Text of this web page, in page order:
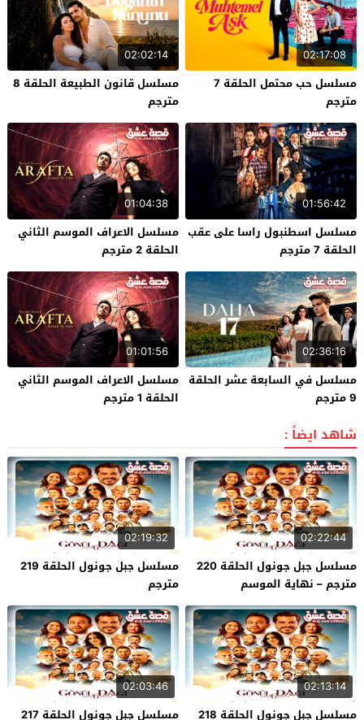
02:17:08
مسلسل حب محتمل الحلقة 7
مترجم
02:02:14
مسلسل قانون الطبيعة الحلقة 8
مترجم
01:56:42
مسلسل اسطنبول راسا على عقب
الحلقة 7 مترجم
01:04:38
مسلسل الاعراف الموسم الثاني
الحلقة 2 مترجم
02:36:16
مسلسل في السابعة عشر الحلقة
9 مترجم
01:01:56
مسلسل الاعراف الموسم الثاني
الحلقة 1 مترجم
شاهد ايضاً :
02:22:44
مسلسل جبل جونول الحلقة 220
مترجم – نهاية الموسم
02:19:32
مسلسل جبل جونول الحلقة 219
مترجم
02:13:14
مسلسل جبل جونول الحلقة 218
02:03:46
مسلسل جبل جونول الحلقة 217